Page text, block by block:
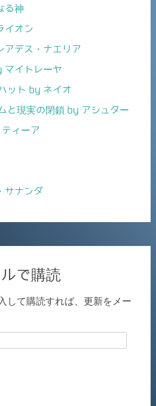
る神
イオン
アデス・ナエリア
マイトレーヤ
ット by ネイオ
と現実の閉鎖 by アシュター
ィーア
サナンダ
で購読
して購読すれば、更新をメー